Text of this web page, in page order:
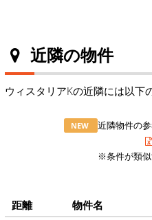
近隣の物件
ウィスタリアKの近隣には以下
NEW
近隣物件の
※条件が類
距離 物件名